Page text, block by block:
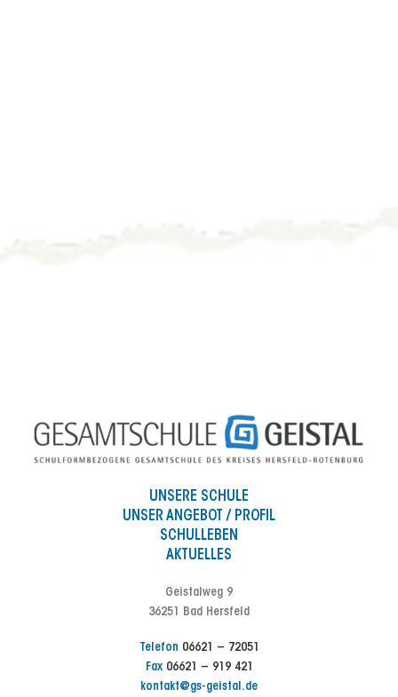
UNSERE SCHULE
UNSER ANGEBOT / PROFIL
SCHULLEBEN
AKTUELLES
Geistalweg 9
36251 Bad Hersfeld
Telefon 06621 – 72051
Fax06621 – 919 421
kontakt@gs-geistal.de